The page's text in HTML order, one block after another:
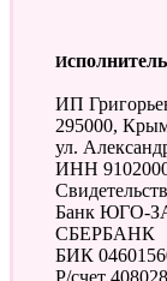
ИП
295000,
ул.
ИНН
Банк ЮГО-
СБЕРБАНК
БИК